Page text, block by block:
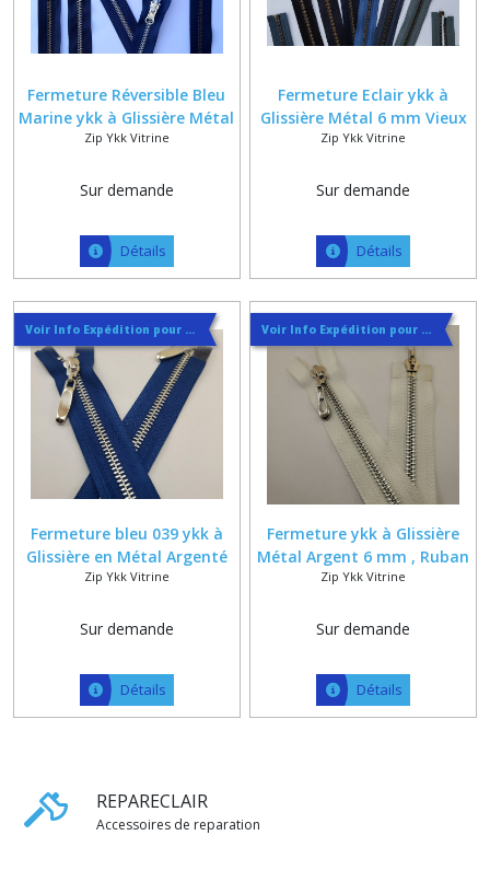
Fermeture Réversible Bleu
Marine ykk à Glissière Métal
6 mm en Laiton Nickelé et
Zip Ykk Vitrine
Sur demande
Détails
Fermeture Eclair ykk à
Glissière Métal 6 mm Vieux
Laiton sur Ruban Noir , Bleu
Maxi 80 cm , Classique ou
Zip Ykk Vitrine
Sur demande
Détails
Voir Info Expédition pour Régler les Frais de Port au Meilleur Prix , En haut d'ecran à Droite
Fermeture bleu 039 ykk à
Glissière en Métal Argenté
de 6 mm Sur Mesure
Zip Ykk Vitrine
Sur demande
Détails
Voir Info Expédition pour Régler les Frais de Port au Meilleur Prix , En haut d'ecran à Droite
Fermeture ykk à Glissière
Métal Argent 6 mm , Ruban
Blanc Cassé , Bleu , Vert ,
Zip Ykk Vitrine
Sur demande
Détails
REPARECLAIR
Accessoires de reparation